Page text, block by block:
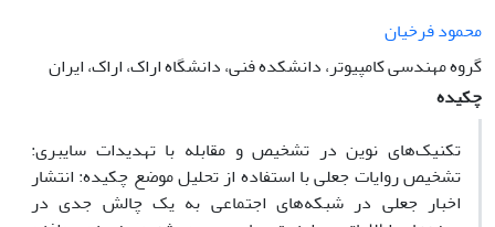
محمود فرخیان
گروه مهندسی کامپیوتر، دانشکده فنی، دانشگاه اراک، اراک، ایران
چکیده
تکنیک‌های نوین در تشخیص و مقابله با تهدیدات سایبری:
تشخیص روایات جعلی با استفاده از تحلیل موضع چکیده: انتشار
اخبار جعلی در شبکه‌های اجتماعی به یک چالش جدی در